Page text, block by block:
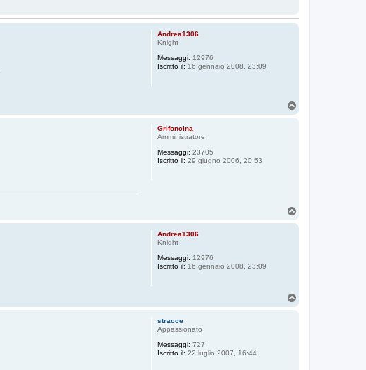
Andrea1306
Knight
Messaggi: 12976
Iscritto il: 16 gennaio 2008, 23:09
Grifoncina
Amministratore
Messaggi: 23705
Iscritto il: 29 giugno 2006, 20:53
Andrea1306
Knight
Messaggi: 12976
Iscritto il: 16 gennaio 2008, 23:09
stracce
Appassionato
Messaggi: 727
Iscritto il: 22 luglio 2007, 16:44